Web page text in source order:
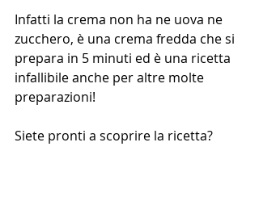
Infatti la crema non ha ne uova ne
zucchero, è una crema fredda che si
prepara in 5 minuti ed è una ricetta
infallibile anche per altre molte
preparazioni!
Siete pronti a scoprire la ricetta?